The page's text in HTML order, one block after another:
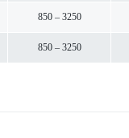
850 – 3250
850 – 3250